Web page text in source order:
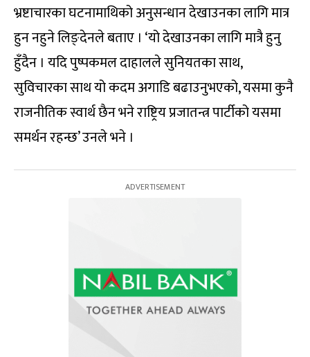
भ्रष्टाचारका घटनामाथिको अनुसन्धान देखाउनका लागि मात्र
हुन नहुने लिङ्देनले बताए । ‘यो देखाउनका लागि मात्रै हुनु
हुँदैन । यदि पुष्पकमल दाहालले सुनियतका साथ,
सुविचारका साथ यो कदम अगाडि बढाउनुभएको, यसमा कुनै
राजनीतिक स्वार्थ छैन भने राष्ट्रिय प्रजातन्त्र पार्टीको यसमा
समर्थन रहन्छ’ उनले भने ।